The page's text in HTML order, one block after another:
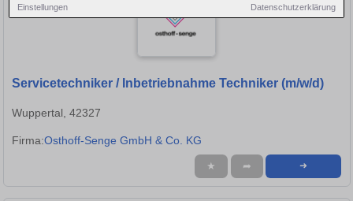
Einstellungen Datenschutzerklärung
Servicetechniker / Inbetriebnahme Techniker (m/w/d)
Wuppertal, 42327
Firma:Osthoff-Senge GmbH & Co. KG
★ ➦ ➜